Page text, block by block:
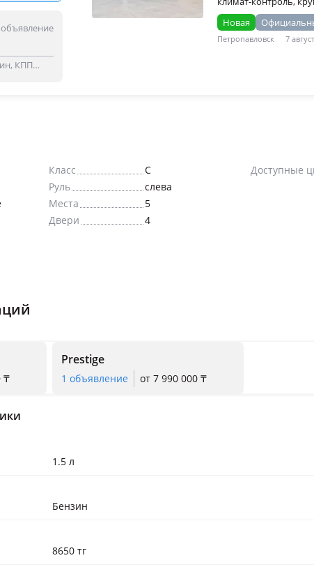
ABS,
объявление
КПП
Новая
Петропавловск 7
Класс
C
Руль
слева
Места
5
Двери
4
Доступные
₸
Prestige
от 7 990 000 ₸
1 объявление
1.5 л
Бензин
8650 тг